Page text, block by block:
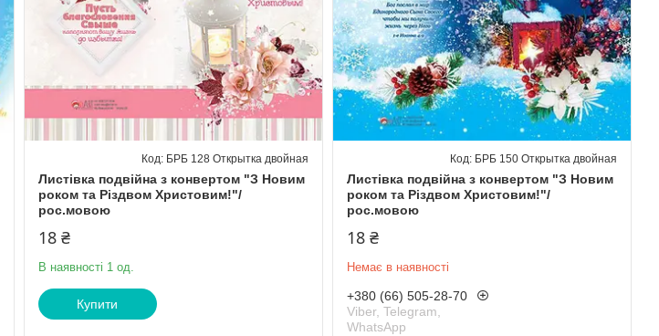
Листівка подвійна з конвертом "З Новим
роком та Різдвом Христовим!"/
рос.мовою
БРБ 128 Открытка двойная
18 ₴
В наявності 1 од.
Купити
Листівка подвійна з конвертом "З Новим
роком та Різдвом Христовим!"/
рос.мовою
БРБ 150 Открытка двойная
18 ₴
Немає в наявності
+380 (66) 505-28-70
Viber, Telegram,
WhatsApp